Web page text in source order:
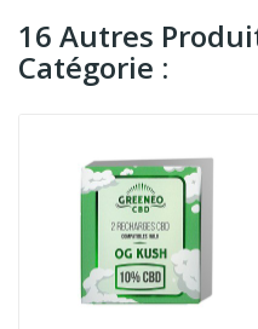
16 Autres
Catégorie :